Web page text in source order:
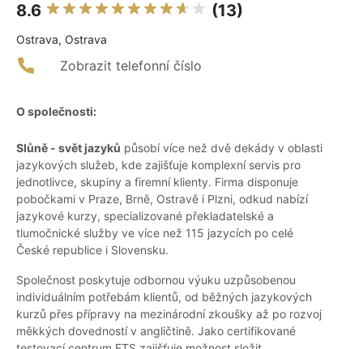
8.6 (13)
Ostrava, Ostrava
Zobrazit telefonní číslo
O společnosti:
Slůně - svět jazyků působí více než dvě dekády v oblasti
jazykových služeb, kde zajišťuje komplexní servis pro
jednotlivce, skupiny a firemní klienty. Firma disponuje
pobočkami v Praze, Brně, Ostravě i Plzni, odkud nabízí
jazykové kurzy, specializované překladatelské a
tlumočnické služby ve více než 115 jazycích po celé
České republice i Slovensku.
Společnost poskytuje odbornou výuku uzpůsobenou
individuálním potřebám klientů, od běžných jazykových
kurzů přes přípravy na mezinárodní zkoušky až po rozvoj
měkkých dovedností v angličtině. Jako certifikované